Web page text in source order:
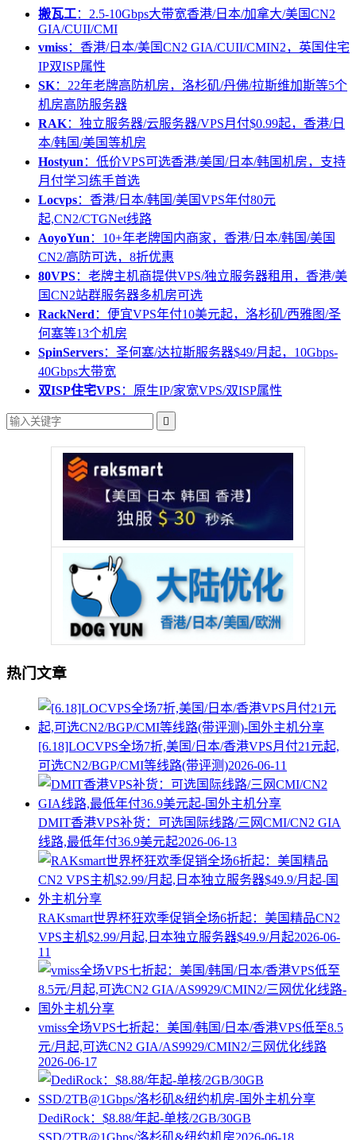
搬瓦工：2.5-10Gbps大带宽香港/日本/加拿大/美国CN2
GIA/CUII/CMI
vmiss：香港/日本/美国CN2 GIA/CUII/CMIN2，英国住宅
IP双ISP属性
SK：22年老牌高防机房，洛杉矶/丹佛/拉斯维加斯等5个
机房高防服务器
RAK：独立服务器/云服务器/VPS月付$0.99起，香港/日
本/韩国/美国等机房
Hostyun ：低价VPS可选香港/美国/日本/韩国机房，支持
月付学习练手首选
Locvps：香港/日本/韩国/美国VPS年付80元
起,CN2/CTGNet线路
AoyoYun ：10+年老牌国内商家，香港/日本/韩国/美国
CN2/高防可选，8折优惠
80VPS：老牌主机商提供VPS/独立服务器租用，香港/美
国CN2站群服务器多机房可选
RackNerd ：便宜VPS年付10美元起，洛杉矶/西雅图/圣
何塞等13个机房
SpinServers：圣何塞/达拉斯服务器$49/月起，10Gbps-
40Gbps大带宽
双ISP住宅VPS：原生IP/家宽VPS/双ISP属性

热门文章
[6.18]LOCVPS全场7折,美国/日本/香港VPS月付21元起,
可选CN2/BGP/CMI等线路(带评测)2026-06-11
DMIT香港VPS补货：可选国际线路/三网CMI/CN2 GIA
线路,最低年付36.9美元起2026-06-13
RAKsmart世界杯狂欢季促销全场6折起：美国精品CN2
VPS主机$2.99/月起,日本独立服务器$49.9/月起2026-06-
11
vmiss全场VPS七折起：美国/韩国/日本/香港VPS低至8.5
元/月起,可选CN2 GIA/AS9929/CMIN2/三网优化线路
2026-06-17
DediRock：$8.88/年起-单核/2GB/30GB
SSD/2TB@1Gbps/洛杉矶&纽约机房2026-06-18